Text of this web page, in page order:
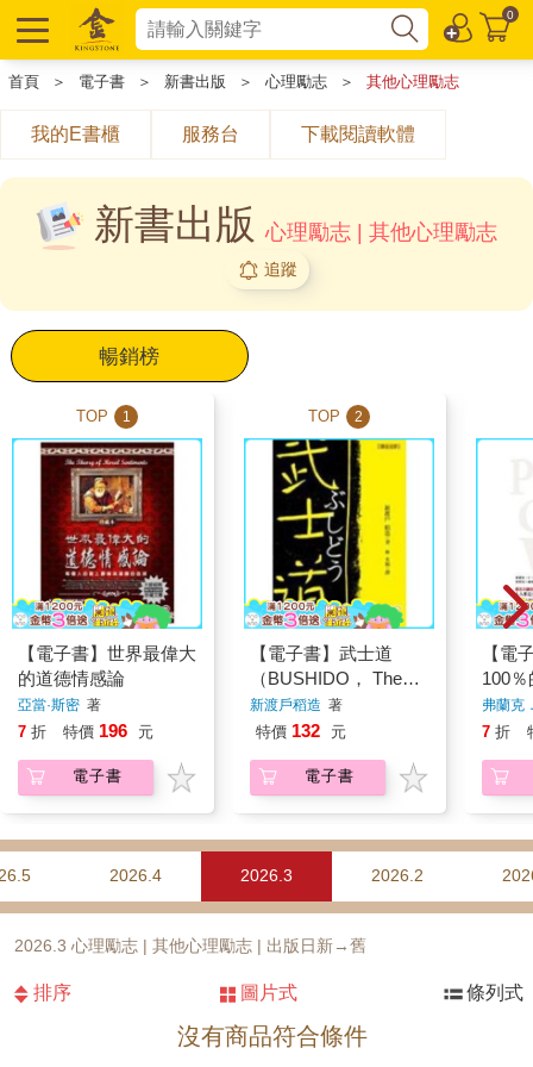
0
首頁 ＞ 電子書 ＞ 新書出版 ＞ 心理勵志 ＞ 其他心理勵志
我的E書櫃 服務台 下載閱讀軟體
新書出版 心理勵志 | 其他心理勵志
追蹤
暢銷榜
TOP 1
【電子書】世界最偉大
的道德情感論
亞當·斯密 著
7 折 特價 196 元
電子書
TOP 2
【電子書】武士道
（BUSHIDO， The
Soul of Japan）
新渡戶稻造 著
特價 132 元
電子書
【電
100
100
弗蘭克
7 折
2026.4 2026.3 2026.2
2026.3 心理勵志 | 其他心理勵志 | 出版日新→舊
排序 圖片式 條列式
沒有商品符合條件